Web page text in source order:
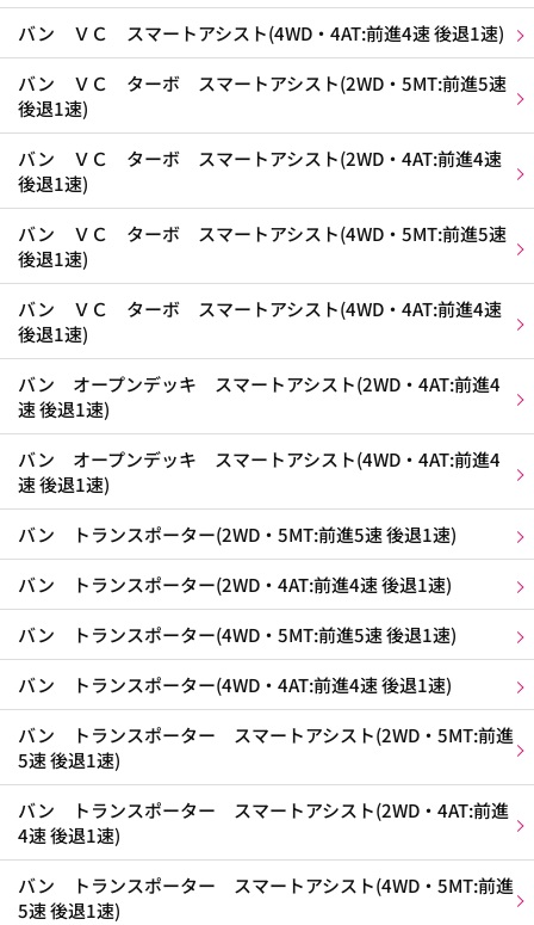
バン ＶＣ スマートアシスト(4WD・4AT:前進4速 後退1速)
バン ＶＣ ターボ スマートアシスト(2WD・5MT:前進5速
後退1速)
バン ＶＣ ターボ スマートアシスト(2WD・4AT:前進4速
後退1速)
バン ＶＣ ターボ スマートアシスト(4WD・5MT:前進5速
後退1速)
バン ＶＣ ターボ スマートアシスト(4WD・4AT:前進4速
後退1速)
バン オープンデッキ スマートアシスト(2WD・4AT:前進4
速 後退1速)
バン オープンデッキ スマートアシスト(4WD・4AT:前進4
速 後退1速)
バン トランスポーター(2WD・5MT:前進5速 後退1速)
バン トランスポーター(2WD・4AT:前進4速 後退1速)
バン トランスポーター(4WD・5MT:前進5速 後退1速)
バン トランスポーター(4WD・4AT:前進4速 後退1速)
バン トランスポーター スマートアシスト(2WD・5MT:前進
5速 後退1速)
バン トランスポーター スマートアシスト(2WD・4AT:前進
4速 後退1速)
バン トランスポーター スマートアシスト(4WD・5MT:前進
5速 後退1速)